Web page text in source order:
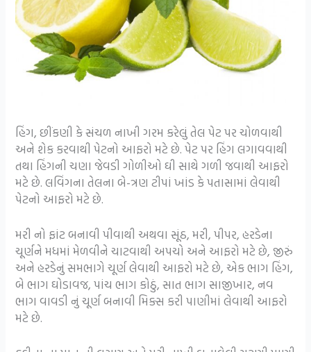
હિંગ, છીંકણી કે સંચળ નાખી ગરમ કરેલું તેલ પેટ પર ચોળવાથી
અને શેક કરવાથી પેટનો આફરો મટે છે. પેટ પર હિંગ લગાવવાથી
તથા હિંગની ચણા જેવડી ગોળીઓ ઘી સાથે ગળી જવાથી આફરો
મટે છે. લવિંગના તેલના બે-ત્રણ ટીપાં ખાંડ કે પતાસામાં લેવાથી
પેટનો આફરો મટે છે.
મરી નો ફાંટ બનાવી પીવાથી અથવા સૂંઠ, મરી, પીપર, હરડેના
ચૂર્ણને મધમાં મેળવીને ચાટવાથી અપચો અને આફરો મટે છે, જીરું
અને હરડેનું સમભાગે ચૂર્ણ લેવાથી આફરો મટે છે, એક ભાગ હિંગ,
બે ભાગ ઘોડાવજ, પાંચ ભાગ કોઠું, સાત ભાગ સાજીખાર, નવ
ભાગ વાવડી નું ચૂર્ણ બનાવી મિક્સ કરી પાણીમાં લેવાથી આફરો
મટે છે.